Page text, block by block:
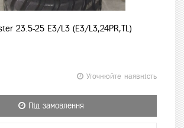
23.5-25 E3/L3 (E3/L3,24PR,TL)
Уточнюйте наявність
Під замовлення